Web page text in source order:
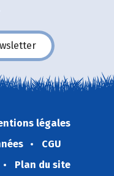
légales
CGU
Plan du site